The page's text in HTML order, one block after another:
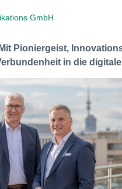
GmbH
Pioniergeist,
in die